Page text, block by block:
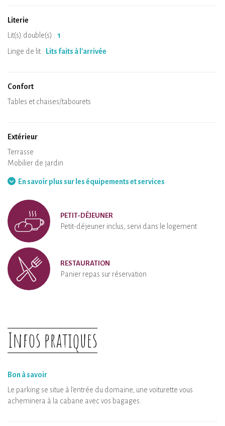
Literie
Lit(s) double(s) : 1
Linge de lit : Lits faits à l'arrivée
Confort
Micro-ondes
Cafetière
Bouilloire
Plaque de cuisson
Four
Réfrigérateur
Vaisselle
Lave-vaisselle
Chaise bébé
Spa
Sauna privatif
Tables et chaises/tabourets
Extérieur
Terrasse
Mobilier de jardin
En savoir plus sur les équipements et services
PETIT-DÉJEUNER
Petit-déjeuner inclus, servi dans le logement
RESTAURATION
Panier repas sur réservation
Infos pratiques
Bon à savoir
Le parking se situe à l'entrée du domaine, une voiturette vous
acheminera à la cabane avec vos bagages.